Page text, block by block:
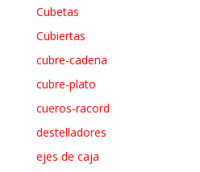
Cubetas
Cubiertas
cubre-cadena
cubre-plato
cueros-racord
destelladores
ejes de caja